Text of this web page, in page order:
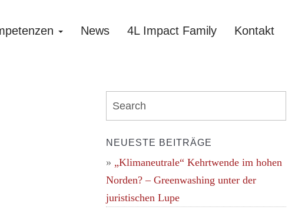
News 4L Impact Family Kontakt
NEUESTE BEITRÄGE
„Klimaneutrale“ Kehrtwende im hohen
Norden? – Greenwashing unter der
juristischen Lupe